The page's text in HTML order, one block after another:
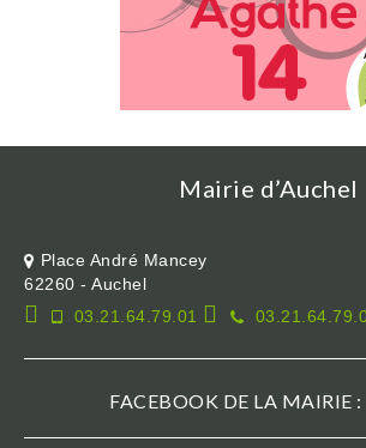
Mairie d’Auchel
Place André Mancey
62260 - Auchel
03.21.64.79.01
FACEBOOK DE LA MAIRIE :